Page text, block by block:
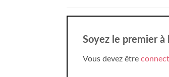
Soyez le premier à
Vous devez être